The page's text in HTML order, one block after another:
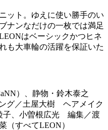
ット。ゆえに使い勝手のい
ナンなだけの一枚では満足
はベーシックかつヒネ
も大車輪の活躍を保証いた
）、静物・鈴木泰之
グ／土屋大樹 ヘアメイク
子、小曽根広光 編集／渡
（すべてLEON）